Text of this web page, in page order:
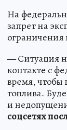
На
запрет на
ограничения
— Ситуация
контакте с
время, чтобы
топлива.
и
соцсетях